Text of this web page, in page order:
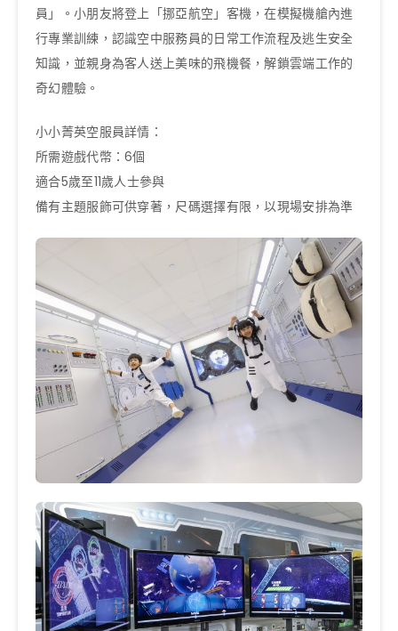
員」。小朋友將登上「挪亞航空」客機，在模擬機艙內進
行專業訓練，認識空中服務員的日常工作流程及逃生安全
知識，並親身為客人送上美味的飛機餐，解鎖雲端工作的
奇幻體驗。
小小菁英空服員詳情：
所需遊戲代幣：6個
適合5歲至11歲人士參與
備有主題服飾可供穿著，尺碼選擇有限，以現場安排為準